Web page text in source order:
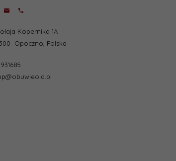
Kopernika 1A
Opoczno, Polska